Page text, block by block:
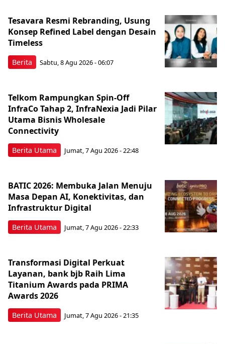
Berita
Tesavara Resmi Rebranding, Usung
Konsep Refined Label dengan Desain
Timeless
Sabtu, 8 Agu 2026 - 06:07
Berita Utama
Telkom Rampungkan Spin-Off
InfraCo Tahap 2, InfraNexia Jadi Pilar
Utama Bisnis Wholesale
Connectivity
Jumat, 7 Agu 2026 - 22:48
Berita Utama
BATIC 2026: Membuka Jalan Menuju
Masa Depan AI, Konektivitas, dan
Infrastruktur Digital
Jumat, 7 Agu 2026 - 22:33
Berita Utama
Transformasi Digital Perkuat
Layanan, bank bjb Raih Lima
Titanium Awards pada PRIMA
Awards 2026
Jumat, 7 Agu 2026 - 21:35